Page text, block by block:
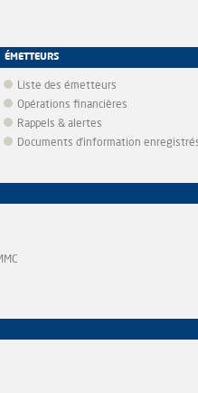
ÉMETTEURS
Liste des émetteurs
Opérations financières
Rappels & alertes
Documents d’information